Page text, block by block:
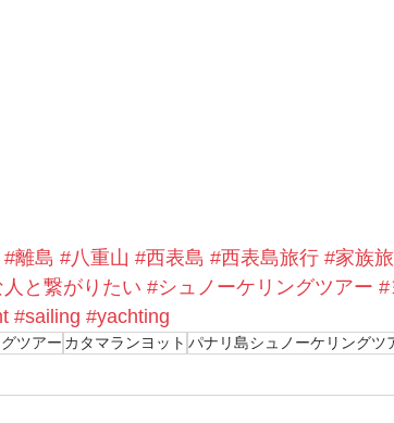
#離島 #八重山 #西表島 #西表島旅行 #家族
と繋がりたい #シュノーケリングツアー #
#sailing #yachting
ツアー カタマランヨット パナリ島シュノーケリングツ